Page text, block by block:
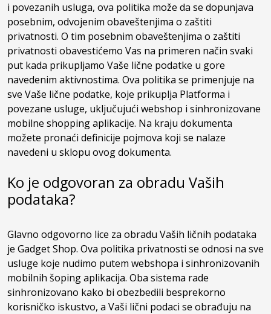
i povezanih usluga, ova politika može da se dopunjava
posebnim, odvojenim obaveštenjima o zaštiti
privatnosti. O tim posebnim obaveštenjima o zaštiti
privatnosti obavestićemo Vas na primeren način svaki
put kada prikupljamo Vaše lične podatke u gore
navedenim aktivnostima. Ova politika se primenjuje na
sve Vaše lične podatke, koje prikuplja Platforma i
povezane usluge, uključujući webshop i sinhronizovane
mobilne shopping aplikacije. Na kraju dokumenta
možete pronaći definicije pojmova koji se nalaze
navedeni u sklopu ovog dokumenta.
Ko je odgovoran za obradu Vaših
podataka?
Glavno odgovorno lice za obradu Vaših ličnih podataka
je Gadget Shop. Ova politika privatnosti se odnosi na sve
usluge koje nudimo putem webshopa i sinhronizovanih
mobilnih šoping aplikacija. Oba sistema rade
sinhronizovano kako bi obezbedili besprekorno
korisničko iskustvo, a Vaši lični podaci se obrađuju na